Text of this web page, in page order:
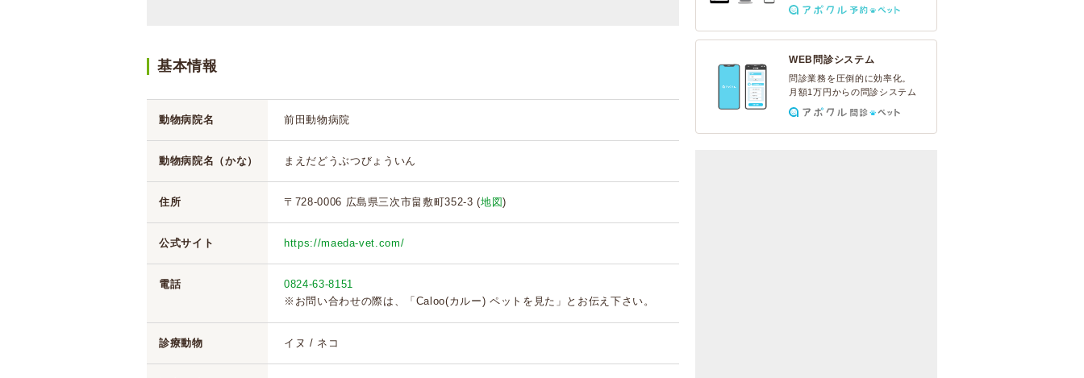
基本情報
動物病院名 前田動物病院
動物病院名（かな） まえだどうぶつびょういん
住所 〒728-0006 広島県三次市畠敷町352-3 (地図)
公式サイト https://maeda-vet.com/
電話
0824-63-8151
※お問い合わせの際は、「Caloo(カルー) ペットを見た」とお伝え下さい。
診療動物 イヌ / ネコ
WEB問診システム
問診業務を圧倒的に効率化。
月額1万円からの問診システム